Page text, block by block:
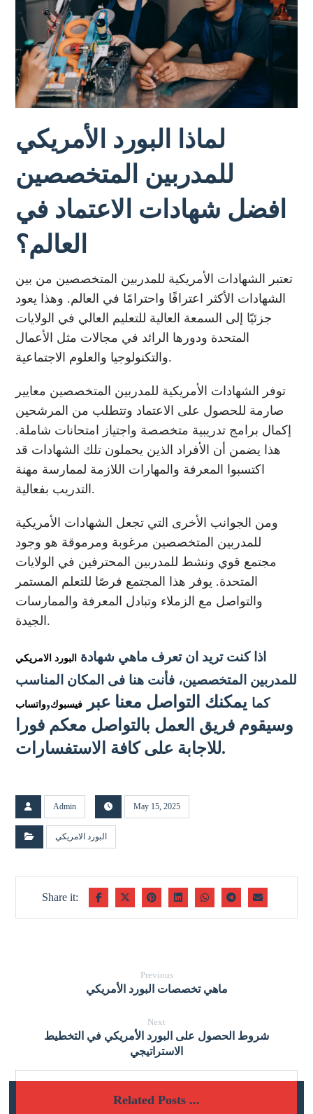
لماذا البورد الأمريكي
للمدربين المتخصصين
افضل شهادات الاعتماد في
العالم؟
تعتبر الشهادات الأمريكية للمدربين المتخصصين من بين
الشهادات الأكثر اعترافًا واحترامًا في العالم. وهذا يعود
جزئيًا إلى السمعة العالية للتعليم العالي في الولايات
المتحدة ودورها الرائد في مجالات مثل الأعمال
والتكنولوجيا والعلوم الاجتماعية.
توفر الشهادات الأمريكية للمدربين المتخصصين معايير
صارمة للحصول على الاعتماد وتتطلب من المرشحين
إكمال برامج تدريبية متخصصة واجتياز امتحانات شاملة.
هذا يضمن أن الأفراد الذين يحملون تلك الشهادات قد
اكتسبوا المعرفة والمهارات اللازمة لممارسة مهنة
التدريب بفعالية.
ومن الجوانب الأخرى التي تجعل الشهادات الأمريكية
للمدربين المتخصصين مرغوبة ومرموقة هو وجود
مجتمع قوي ونشط للمدربين المحترفين في الولايات
المتحدة. يوفر هذا المجتمع فرصًا للتعلم المستمر
والتواصل مع الزملاء وتبادل المعرفة والممارسات
الجيدة.
اذا كنت تريد ان تعرف ماهي شهادة البورد الامريكي
للمدربين المتخصصين، فأنت هنا فى المكان المناسب
كما يمكنك التواصل معنا عبر فيسبوك,واتساب
وسيقوم فريق العمل بالتواصل معكم فورا
للاجابة على كافة الاستفسارات.
Admin May 15, 2025
البورد الامريكي
Previous
ماهي تخصصات البورد الأمريكي
Next
شروط الحصول على البورد الأمريكي في التخطيط
الاستراتيجي
Related Posts ...